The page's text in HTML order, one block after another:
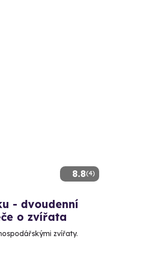
8.8(4)
- dvoudenní
o zvířata
zvířaty.